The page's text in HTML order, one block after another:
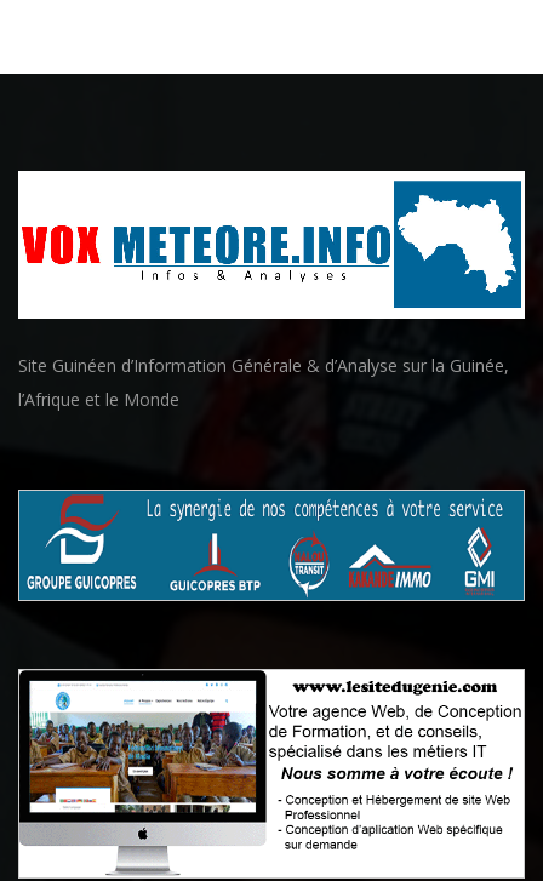
Site Guinéen d’Information Générale & d’Analyse sur la Guinée,
l’Afrique et le Monde